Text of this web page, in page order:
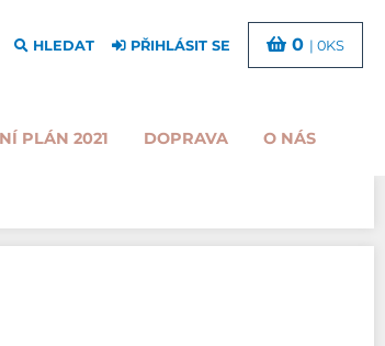
PLÁN 2021 DOPRAVA O NÁS
HLEDAT PŘIHLÁSIT SE 0 | 0KS